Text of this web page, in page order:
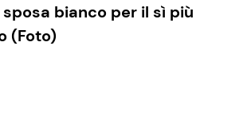
sposa bianco per il sì più
(Foto)